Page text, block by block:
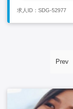
求人ID：SDG-52977
Prev